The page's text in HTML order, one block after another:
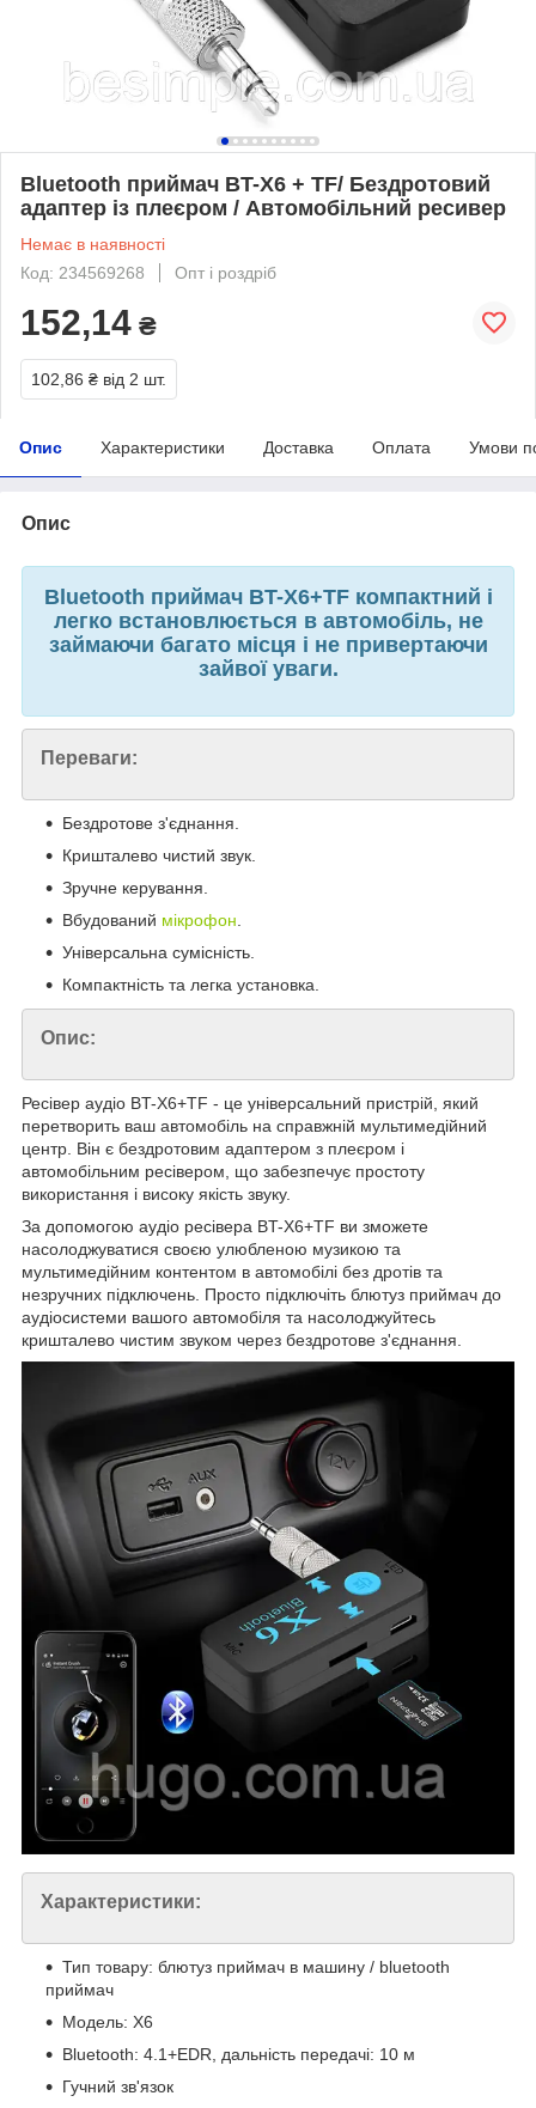
Bluetooth приймач BT-X6 + TF/ Бездротовий
адаптер із плеєром / Автомобільний ресивер
Немає в наявності
Код: 234569268
Опт і роздріб
152,14 ₴
102,86 ₴ від 2 шт.
Опис Характеристики Доставка Оплата Умови
Опис
Bluetooth приймач BT-X6+TF компактний і
легко встановлюється в автомобіль, не
займаючи багато місця і не привертаючи
зайвої уваги.
Переваги:
Бездротове з'єднання.
Кришталево чистий звук.
Зручне керування.
Вбудований мікрофон.
Універсальна сумісність.
Компактність та легка установка.
Опис:
Ресівер аудіо BT-X6+TF - це універсальний пристрій, який
перетворить ваш автомобіль на справжній мультимедійний
центр. Він є бездротовим адаптером з плеєром і
автомобільним ресівером, що забезпечує простоту
використання і високу якість звуку.
За допомогою аудіо ресівера BT-X6+TF ви зможете
насолоджуватися своєю улюбленою музикою та
мультимедійним контентом в автомобілі без дротів та
незручних підключень. Просто підключіть блютуз приймач до
аудіосистеми вашого автомобіля та насолоджуйтесь
кришталево чистим звуком через бездротове з'єднання.
Характеристики:
Тип товару: блютуз приймач в машину / bluetooth
приймач
Модель: X6
Bluetooth: 4.1+EDR, дальність передачі: 10 м
Гучний зв'язок